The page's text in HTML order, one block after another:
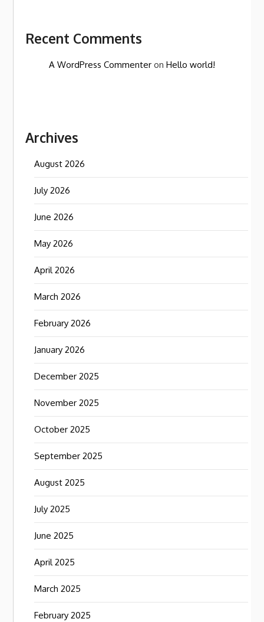
Recent Comments
A WordPress Commenter onHello world!
Archives
August 2026
July 2026
June 2026
May 2026
April 2026
March 2026
February 2026
January 2026
December 2025
November 2025
October 2025
September 2025
August 2025
July 2025
June 2025
April 2025
March 2025
February 2025